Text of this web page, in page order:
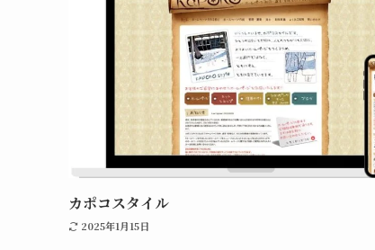
カポコスタイル
2025年1月15日